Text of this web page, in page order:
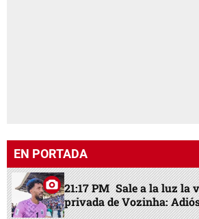
EN PORTADA
21:17 PM Sale a la luz la
privada de Vozinha: